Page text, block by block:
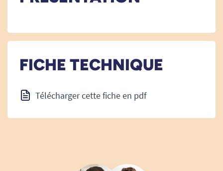
FICHE TECHNIQUE
Télécharger cette fiche en pdf